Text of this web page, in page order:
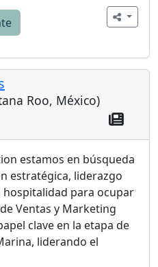
Roo, México)
estamos en búsqueda
estratégica, liderazgo
para ocupar
Ventas y Marketing
clave en la etapa de
liderando el